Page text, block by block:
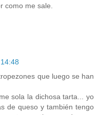
como me sale.
que luego se han
sola la dichosa tarta... yo
de queso y también tengo